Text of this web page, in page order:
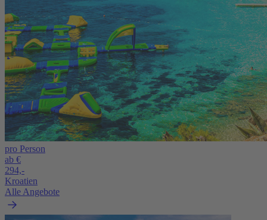
pro Person
ab €
294,-
Kroatien
Alle Angebote